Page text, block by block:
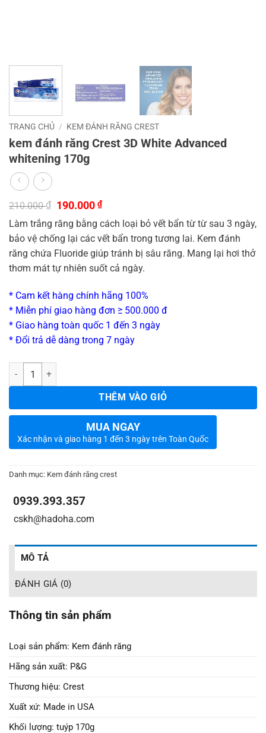
TRANG CHỦ / KEM ĐÁNH RĂNG CREST
kem đánh răng Crest 3D White Advanced
whitening 170g
210.000₫ Giá
là:
210.000 ₫.
190.000 ₫Giá
tại
là:
190.000 ₫.
Làm trắng răng bằng cách loại bỏ vết bẩn từ từ sau 3 ngày,
bảo vệ chống lại các vết bẩn trong tương lai. Kem đánh
răng chứa Fluoride giúp tránh bị sâu răng. Mang lại hơi thở
thơm mát tự nhiên suốt cả ngày.
* Cam kết hàng chính hãng 100%
* Miễn phí giao hàng đơn ≥ 500.000 đ
* Giao hàng toàn quốc 1 đến 3 ngày
* Đổi trả dễ dàng trong 7 ngày
Số lượng
THÊM VÀO GIỎ
MUA NGAY
Xác nhận và giao hàng 1 đến 3 ngày trên Toàn Quốc
Danh mục: Kem đánh răng crest
0939.393.357
cskh@hadoha.com
MÔ TẢ
ĐÁNH GIÁ (0)
Thông tin sản phẩm
Loại sản phẩm: Kem đánh răng
Hãng sản xuất: P&G
Thương hiệu: Crest
Xuất xứ: Made in USA
Khối lượng: tuýp 170g